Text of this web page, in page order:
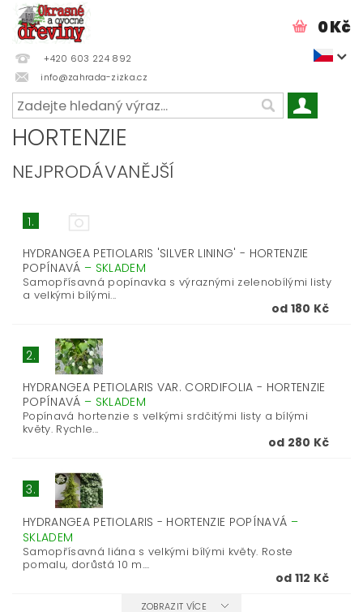
+420 603 224 892
info@zahrada-zizka.cz
0 Kč
HORTENZIE
NEJPRODÁVANĚJŠÍ
1.
HYDRANGEA PETIOLARIS 'SILVER LINING' - HORTENZIE
POPÍNAVÁ – SKLADEM
Samopřísavná popínavka s výraznými zelenobílými listy
a velkými bílými...
od 180 Kč
2.
HYDRANGEA PETIOLARIS VAR. CORDIFOLIA - HORTENZIE
POPÍNAVÁ – SKLADEM
Popínavá hortenzie s velkými srdčitými listy a bílými
květy. Rychle...
od 280 Kč
3.
HYDRANGEA PETIOLARIS - HORTENZIE POPÍNAVÁ –
SKLADEM
Samopřísavná liána s velkými bílými květy. Roste
pomalu, dorůstá 10 m....
od 112 Kč
ZOBRAZIT VÍCE